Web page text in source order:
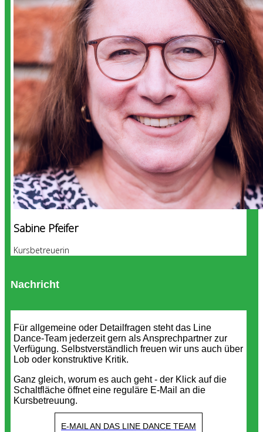
Sabine Pfeifer
Kursbetreuerin
Nachricht
Für allgemeine oder Detailfragen steht das Line
Dance-Team jederzeit gern als Ansprechpartner zur
Verfügung. Selbstverständlich freuen wir uns auch über
Lob oder konstruktive Kritik.
Ganz gleich, worum es auch geht - der Klick auf die
Schaltfläche öffnet eine reguläre E-Mail an die
Kursbetreuung.
E-MAIL AN DAS LINE DANCE TEAM